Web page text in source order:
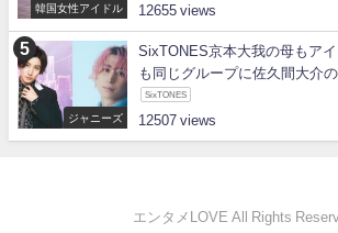
韓国女性アイドル 12655
ジャニーズ
SixTONES京本大我の母もア
も同じグループに佐久間大介の
SixTONES
12507
エンタメLOVE All Rights